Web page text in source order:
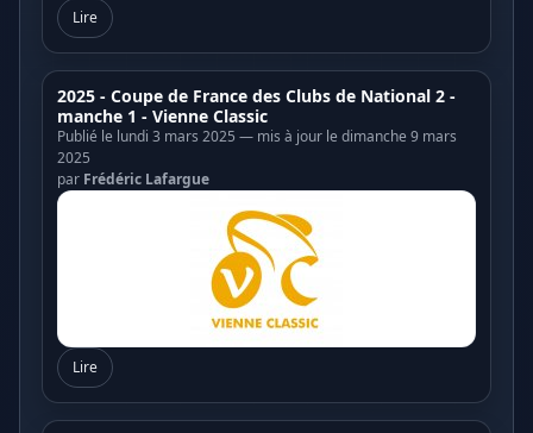
Lire
2025 - Coupe de France des Clubs de National 2 -
manche 1 - Vienne Classic
Publié le lundi 3 mars 2025 — mis à jour le dimanche 9 mars
2025
par Frédéric Lafargue
Lire